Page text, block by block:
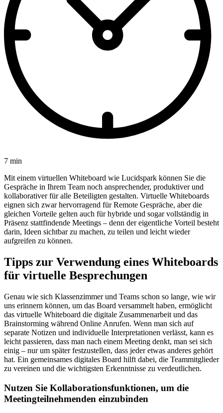
7 min
Mit einem virtuellen Whiteboard wie Lucidspark können Sie die
Gespräche in Ihrem Team noch ansprechender, produktiver und
kollaborativer für alle Beteiligten gestalten. Virtuelle Whiteboards
eignen sich zwar hervorragend für Remote Gespräche, aber die
gleichen Vorteile gelten auch für hybride und sogar vollständig in
Präsenz stattfindende Meetings – denn der eigentliche Vorteil besteht
darin, Ideen sichtbar zu machen, zu teilen und leicht wieder
aufgreifen zu können.
Tipps zur Verwendung eines Whiteboards
für virtuelle Besprechungen
Genau wie sich Klassenzimmer und Teams schon so lange, wie wir
uns erinnern können, um das Board versammelt haben, ermöglicht
das virtuelle Whiteboard die digitale Zusammenarbeit und das
Brainstorming während Online Anrufen. Wenn man sich auf
separate Notizen und individuelle Interpretationen verlässt, kann es
leicht passieren, dass man nach einem Meeting denkt, man sei sich
einig – nur um später festzustellen, dass jeder etwas anderes gehört
hat. Ein gemeinsames digitales Board hilft dabei, die Teammitglieder
zu vereinen und die wichtigsten Erkenntnisse zu verdeutlichen.
Nutzen Sie Kollaborationsfunktionen, um die
Meetingteilnehmenden einzubinden